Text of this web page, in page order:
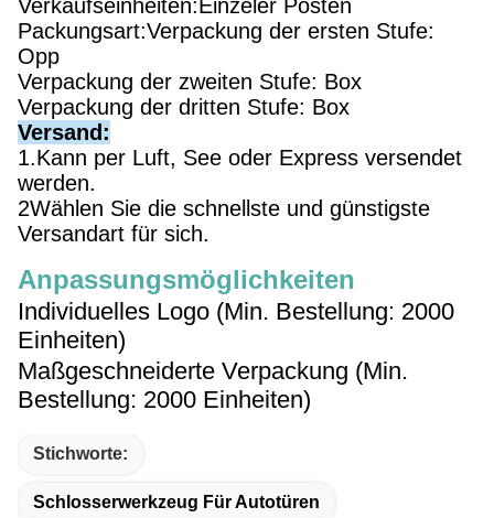
Verkaufseinheiten:Einzeler Posten
Packungsart:Verpackung der ersten Stufe:
Opp
Verpackung der zweiten Stufe: Box
Verpackung der dritten Stufe: Box
Versand:
1.Kann per Luft, See oder Express versendet
werden.
2Wählen Sie die schnellste und günstigste
Versandart für sich.
Anpassungsmöglichkeiten
Individuelles Logo (Min. Bestellung: 2000
Einheiten)
Maßgeschneiderte Verpackung (Min.
Bestellung: 2000 Einheiten)
Stichworte:
Schlosserwerkzeug Für Autotüren